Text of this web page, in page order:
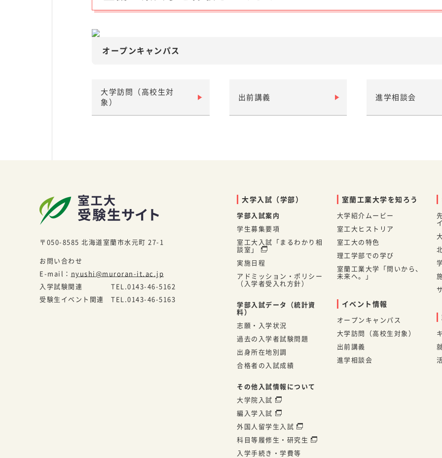
オープンキャンパス
大学訪問（高校生対
象）
出前講義 進学相談会
〒050-8585 北海道室蘭市水元町 27-1
お問い合わせ
E-mail： nyushi@muroran-it.ac.jp
入学試験関連
TEL.0143-46-5162
受験生イベント関連
TEL.0143-46-5163
大学入試（学部）
学部入試案内
学生募集要項
室工大入試「まるわかり相
談室」
実施日程
アドミッション・ポリシー
（入学者受入れ方針）
学部入試データ（統計資
料）
志願・入学状況
過去の入学者試験問題
出身所在地別調
合格者の入試成績
その他入試情報について
大学院入試
編入学入試
外国人留学生入試
科目等履修生・研究生
入学手続き・学費等
室蘭工業大学を知ろう
大学紹介ムービー
室工大ヒストリア
室工大の特色
理工学部での学び
室蘭工業大学「問いから、
未来へ。」
イベント情報
オープンキャンパス
大学訪問（高校生対象）
出前講義
進学相談会